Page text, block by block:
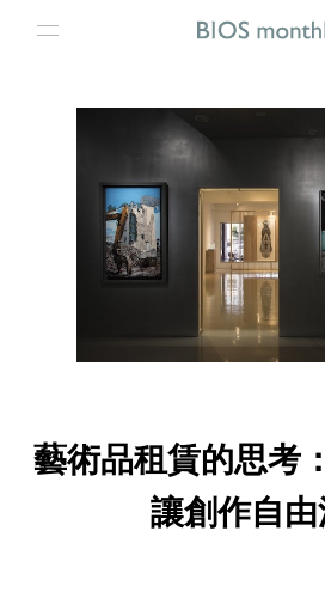
藝術品租賃的思考
讓創作自